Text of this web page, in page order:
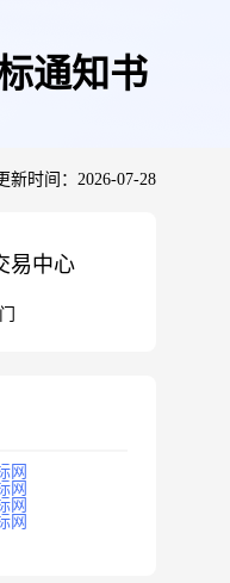
通知书
新时间：2026-07-28
易中心
网
网
网
网